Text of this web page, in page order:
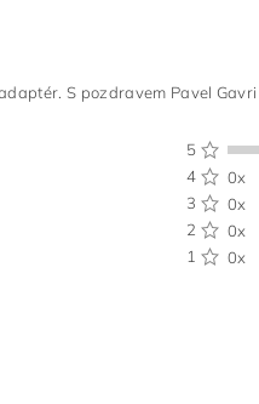
S pozdravem Pavel Gavri
5
4
0x
3
0x
2
0x
1
0x